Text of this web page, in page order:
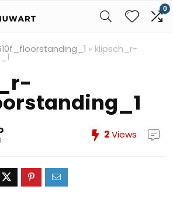
0
» klipsch_r-
2Views